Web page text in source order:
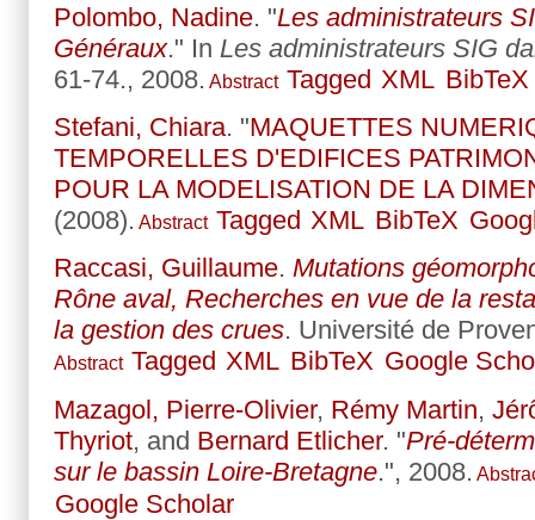
Polombo, Nadine. "Les administrateurs
Généraux." In Les administrateurs SIG
61-74., 2008. Abstract Tagged XML BibTeX
Stefani, Chiara. "MAQUETTES
TEMPORELLES D'EDIFICES
POUR LA MODELISATION DE LA
(2008). Abstract Tagged XML BibTeX
Raccasi, Guillaume. Mutations
Rône aval, Recherches en vue de la
la gestion des crues. Université de
Abstract Tagged XML BibTeX Google
Mazagol, Pierre-Olivier, Rémy Martin,
Thyriot, and Bernard Etlicher. "Pré-
sur le bassin Loire-Bretagne.", 2008.
Google Scholar